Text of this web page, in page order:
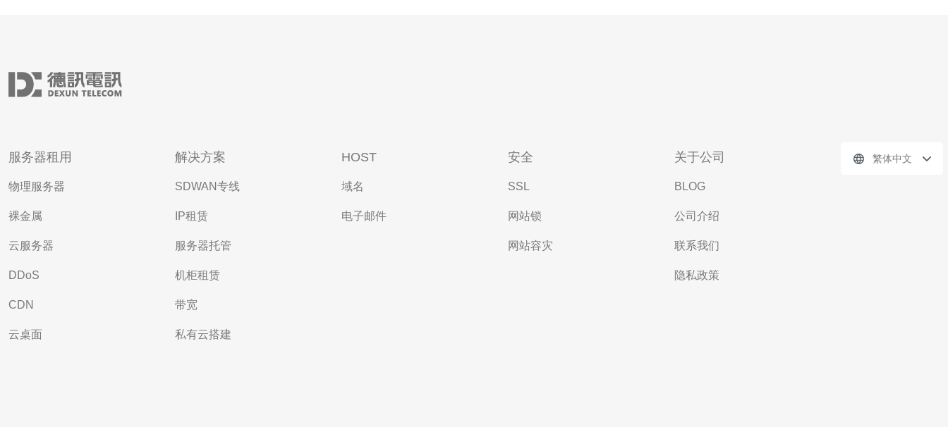
服务器租用
物理服务器
裸金属
云服务器
DDoS
CDN
云桌面
解决方案
SDWAN专线
IP租赁
服务器托管
机柜租赁
带宽
私有云搭建
HOST
域名
电子邮件
安全
SSL
网站锁
网站容灾
关于公司
BLOG
公司介绍
联系我们
隐私政策
繁体中文